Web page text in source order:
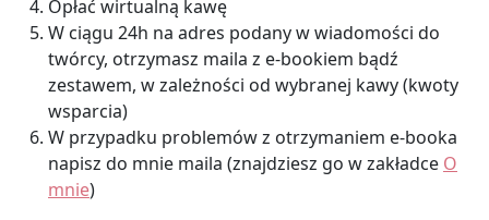
Opłać wirtualną kawę
W ciągu 24h na adres podany w wiadomości do
twórcy, otrzymasz maila z e-bookiem bądź
zestawem, w zależności od wybranej kawy (kwoty
wsparcia)
W przypadku problemów z otrzymaniem e-booka
napisz do mnie maila (znajdziesz go w zakładce O
mnie)